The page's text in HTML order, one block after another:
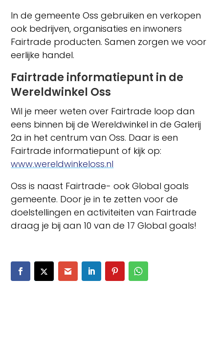
In de gemeente Oss gebruiken en verkopen
ook bedrijven, organisaties en inwoners
Fairtrade producten. Samen zorgen we voor
eerlijke handel.
Fairtrade informatiepunt in de
Wereldwinkel Oss
Wil je meer weten over Fairtrade loop dan
eens binnen bij de Wereldwinkel in de Galerij
2a in het centrum van Oss. Daar is een
Fairtrade informatiepunt of kijk op:
www.wereldwinkeloss.nl
Oss is naast Fairtrade- ook Global goals
gemeente. Door je in te zetten voor de
doelstellingen en activiteiten van Fairtrade
draag je bij aan 10 van de 17 Global goals!